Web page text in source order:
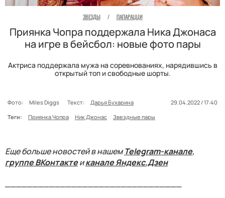
ЗВЕЗДЫ / ПАПАРАЦЦИ
Приянка Чопра поддержала Ника Джонаса
на игре в бейсбол: новые фото пары
Актриса поддержала мужа на соревнованиях, нарядившись в
открытый топ и свободные шорты.
Фото: Miles Diggs Текст: Дарья Бухарина
29.04.2022 / 17:40
Теги:
Приянка Чопра Ник Джонас Звездные пары
Еще больше новостей в нашемTelegram-канале,
группе ВКонтактеиканале Яндекс.Дзен